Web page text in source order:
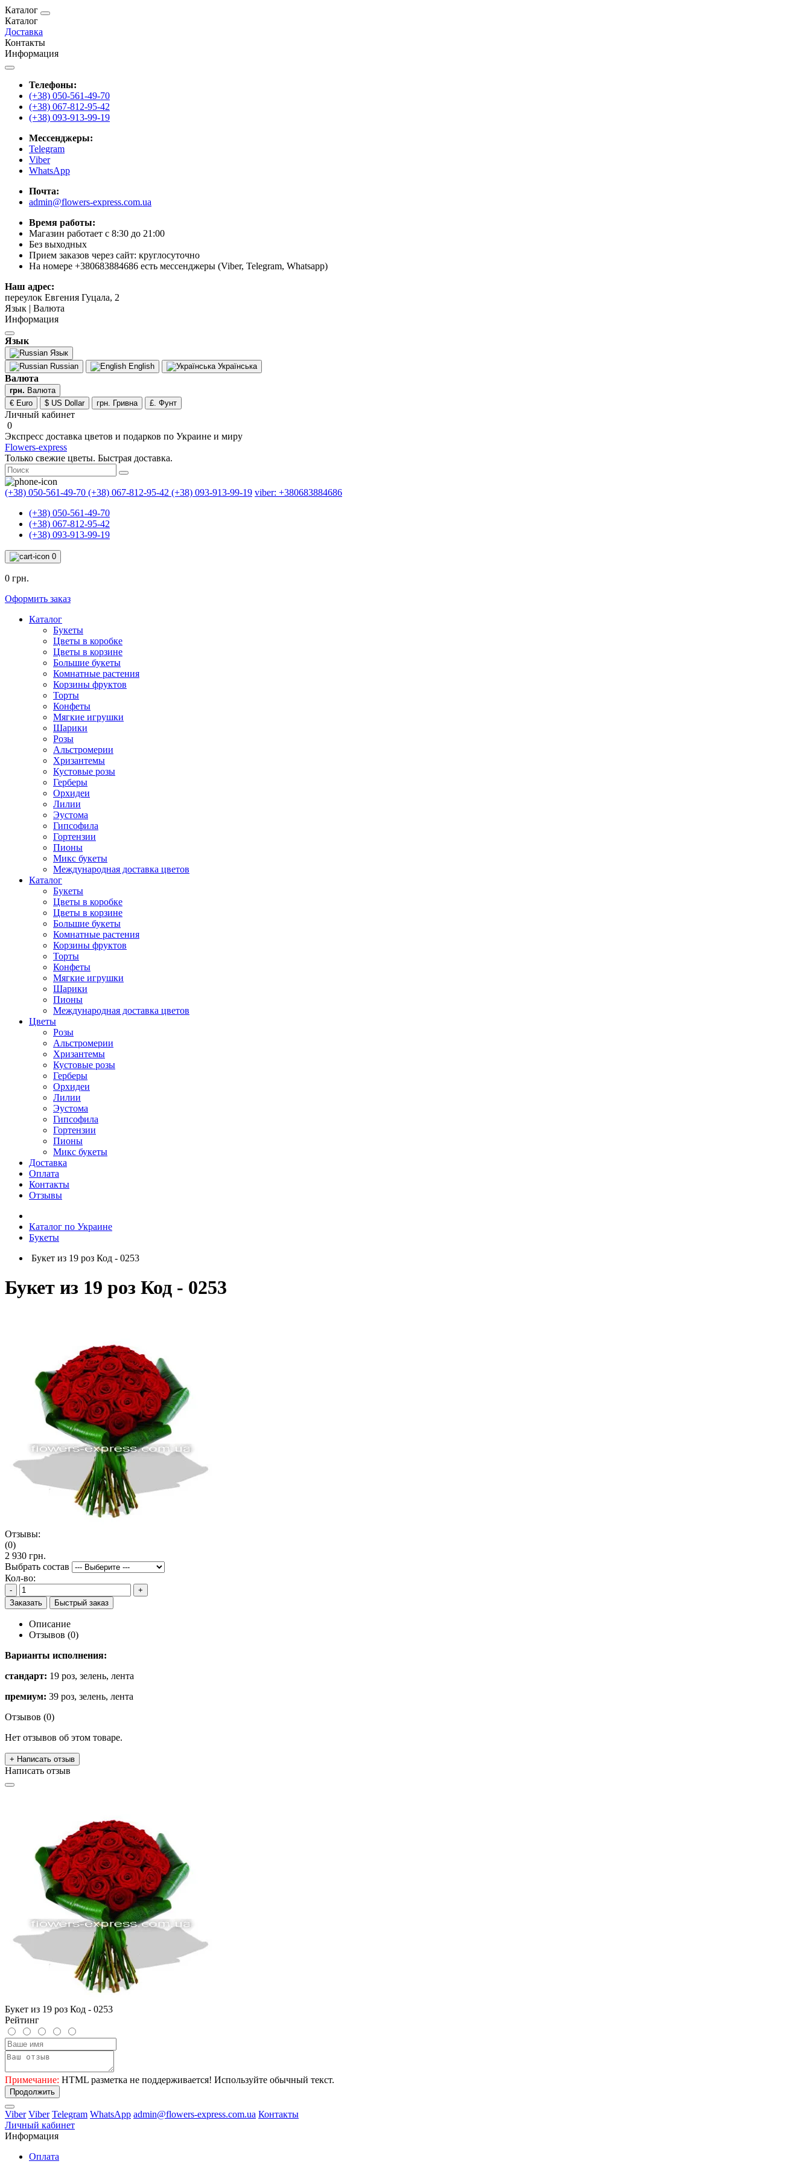
Каталог
Каталог
Доставка
Контакты
Информация
Телефоны:
(+38) 050-561-49-70
(+38) 067-812-95-42
(+38) 093-913-99-19
Мессенджеры:
Telegram
Viber
WhatsApp
Почта:
admin@flowers-express.com.ua
Время работы:
Магазин работает с 8:30 до 21:00
Без выходных
Прием заказов через сайт: круглосуточно
На номере +380683884686 есть мессенджеры (Viber, Telegram, Whatsapp)
Наш адрес:
переулок Евгения Гуцала, 2
Язык | Валюта
Информация
Язык
Язык
Russian
English Українська
Валюта
грн. Валюта
€ Euro
$ US Dollar грн. Гривна £. Фунт
Личный кабинет
0
Экспресс доставка цветов и подарков по Украине и миру
Flowers-express
Только свежие цветы. Быстрая доставка.
(+38) 050-561-49-70 (+38) 067-812-95-42 (+38) 093-913-99-19 viber: +380683884686
(+38) 050-561-49-70
(+38) 067-812-95-42
(+38) 093-913-99-19
0
0 грн.
Оформить заказ
Каталог
Букеты
Цветы в коробке
Цветы в корзине
Большие букеты
Комнатные растения
Корзины фруктов
Торты
Конфеты
Мягкие игрушки
Шарики
Розы
Альстромерии
Хризантемы
Кустовые розы
Герберы
Орхидеи
Лилии
Эустома
Гипсофила
Гортензии
Пионы
Микс букеты
Международная доставка цветов
Каталог
Букеты
Цветы в коробке
Цветы в корзине
Большие букеты
Комнатные растения
Корзины фруктов
Торты
Конфеты
Мягкие игрушки
Шарики
Пионы
Международная доставка цветов
Цветы
Розы
Альстромерии
Хризантемы
Кустовые розы
Герберы
Орхидеи
Лилии
Эустома
Гипсофила
Гортензии
Пионы
Микс букеты
Доставка
Оплата
Контакты
Отзывы
Каталог по Украине
Букеты
Букет из 19 роз Код - 0253
Букет из 19 роз Код - 0253
Отзывы:
(0)
2 930 грн.
Выбрать состав
Кол-во:
-
+
Заказать
Быстрый заказ
Описание
Отзывов (0)
Варианты исполнения:
стандарт: 19 роз, зелень, лента
премиум: 39 роз, зелень, лента
Отзывов (0)
Нет отзывов об этом товаре.
+ Написать отзыв
Написать отзыв
Букет из 19 роз Код - 0253
Рейтинг
Примечание: HTML разметка не поддерживается! Используйте обычный текст.
Продолжить
Viber Viber Telegram WhatsApp admin@flowers-express.com.ua Контакты
Личный кабинет
Информация
Оплата